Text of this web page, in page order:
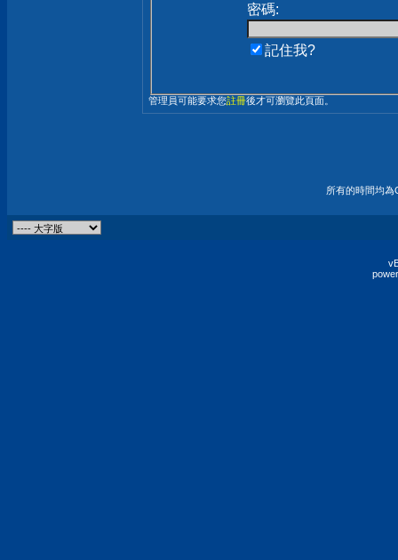
密碼:
記住我?
管理員可能要求您註冊後才可瀏覽此頁面。
所有的時間均為